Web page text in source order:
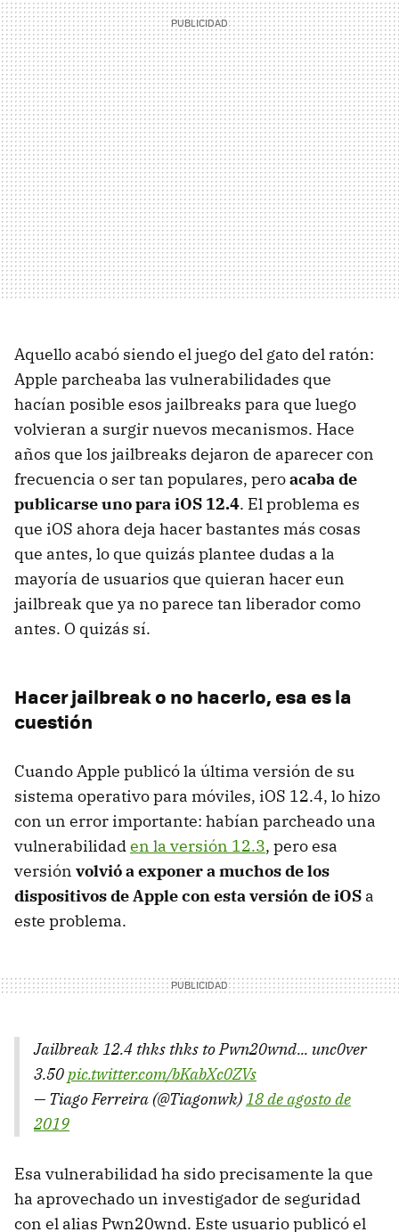
Aquello acabó siendo el juego del gato del ratón:
Apple parcheaba las vulnerabilidades que
hacían posible esos jailbreaks para que luego
volvieran a surgir nuevos mecanismos. Hace
años que los jailbreaks dejaron de aparecer con
frecuencia o ser tan populares, peroacaba de
publicarse uno para iOS 12.4. El problema es
que iOS ahora deja hacer bastantes más cosas
que antes, lo que quizás plantee dudas a la
mayoría de usuarios que quieran hacer eun
jailbreak que ya no parece tan liberador como
antes. O quizás sí.
Hacer jailbreak o no hacerlo, esa es la
cuestión
Cuando Apple publicó la última versión de su
sistema operativo para móviles, iOS 12.4, lo hizo
con un error importante: habían parcheado una
vulnerabilidaden la versión 12.3, pero esa
versión volvió a exponer a muchos de los
dispositivos de Apple con esta versión de iOS a
este problema.
Jailbreak 12.4 thks thks to Pwn20wnd... unc0ver
3.50pic.twitter.com/bKabXc0ZVs
— Tiago Ferreira (@Tiagonwk)18 de agosto de
2019
Esa vulnerabilidad ha sido precisamente la que
ha aprovechado un investigador de seguridad
con el alias Pwn20wnd. Este usuario publicó el